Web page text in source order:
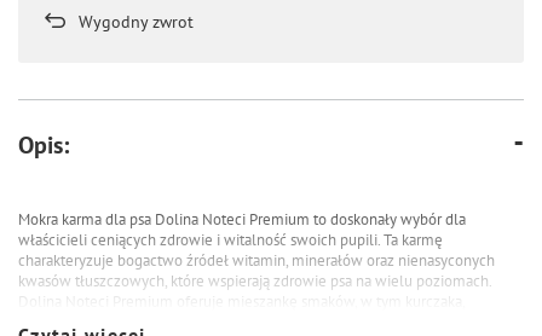
Wygodny zwrot
Opis:
Mokra karma dla psa Dolina Noteci Premium to doskonały wybór dla
właścicieli ceniących zdrowie i witalność swoich pupili. Ta karmę
charakteryzuje bogactwo źródeł witamin, minerałów oraz nienasyconych
kwasów tłuszczowych, które wspierają zdrowie psa na wielu poziomach.
Dolina Noteci Premium oferuje mieszankę smaków, w tym kurczaka,